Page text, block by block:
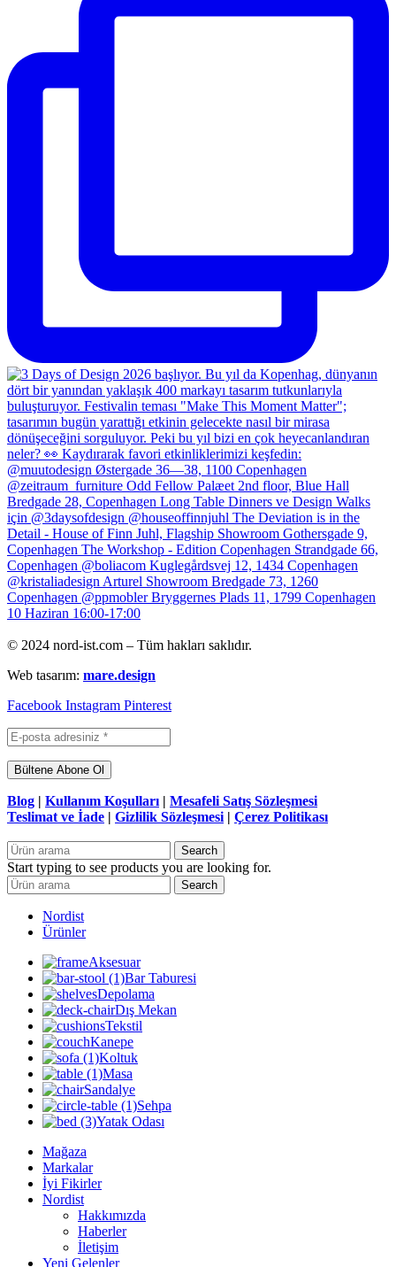
© 2024 nord-ist.com – Tüm hakları saklıdır.
Web tasarım: mare.design
Facebook Instagram Pinterest
Blog | Kullanım Koşulları | Mesafeli Satış Sözleşmesi
Teslimat ve İade | Gizlilik Sözleşmesi | Çerez Politikası
Search
Start typing to see products you are looking for.
Search
Nordist
Ürünler
Aksesuar
Bar Taburesi
Depolama
Dış Mekan
Tekstil
Kanepe
Koltuk
Masa
Sandalye
Sehpa
Yatak Odası
Mağaza
Markalar
İyi Fikirler
Nordist
Hakkımızda
Haberler
İletişim
Yeni Gelenler